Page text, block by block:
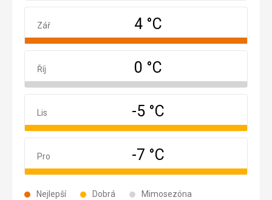
Nejlepší Dobrá Mimosezóna
Září
Zář 4 °C
Říjen
Říj 0 °C
Listopad
Lis -5 °C
Prosinec
Pro -7 °C